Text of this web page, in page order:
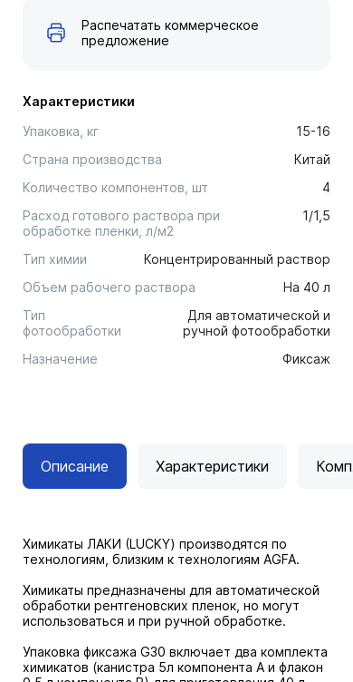
Характеристики
Упаковка, кг
15-16
Страна производства
Китай
Количество компонентов, шт
4
Расход готового раствора при
обработке пленки, л/м2
1/1,5
Тип химии
Концентрированный раствор
Объем рабочего раствора
На 40 л
Тип
фотообработки
Для автоматической и
ручной фотообработки
Назначение
Фиксаж
Распечатать коммерческое
предложение
Описание Характеристики
Химикаты ЛАКИ (LUCKY) производятся по
технологиям, близким к технологиям AGFA.
Химикаты предназначены для автоматической
обработки рентгеновских пленок, но могут
использоваться и при ручной обработке.
Упаковка фиксажа G30 включает два комплекта
химикатов (канистра 5л компонента А и флакон